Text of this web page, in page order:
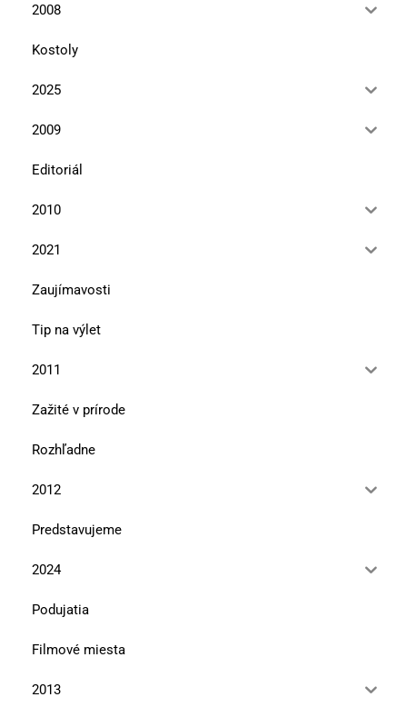
2008
Kostoly
2025
2009
Editoriál
2010
2021
Zaujímavosti
Tip na výlet
2011
Zažité v prírode
Rozhľadne
2012
Predstavujeme
2024
Podujatia
Filmové miesta
2013